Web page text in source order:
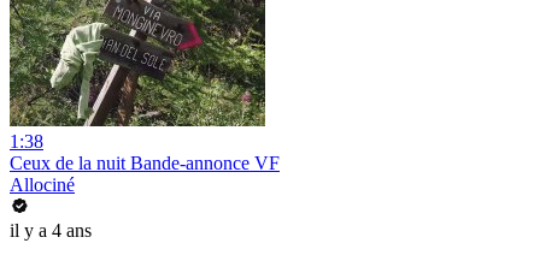
1:38
Ceux de la nuit Bande-annonce VF
Allociné
il y a 4 ans